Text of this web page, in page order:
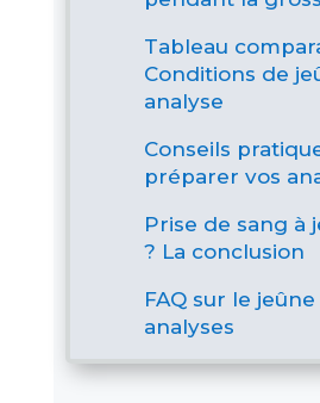
Tableau
Conditions de
analyse
Conseils
préparer vos
Prise de sang à
? La conclusion
FAQ sur le
analyses